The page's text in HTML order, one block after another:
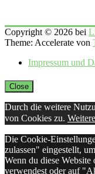
Copyright © 2026 bei
Theme: Accelerate von
Impressum und
Close
Durch die weitere
von Cookies zu.
Die Cookie-
zulassen" eingestellt,
Wenn du diese
verwendest oder auf